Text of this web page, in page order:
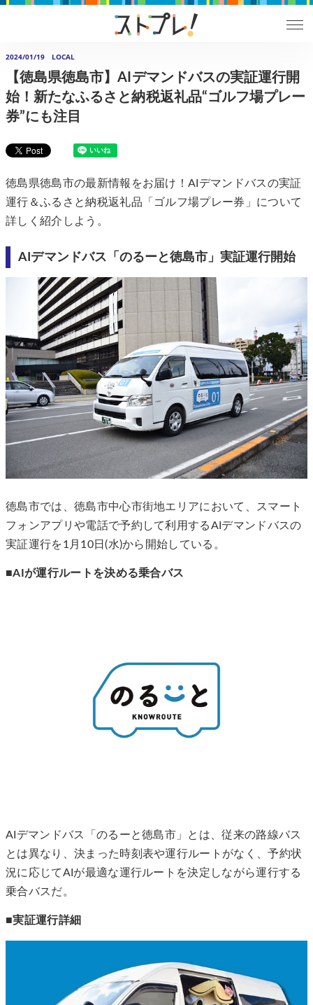
2024/01/19 LOCAL
【徳島県徳島市】AIデマンドバスの実証運行開
始！新たなふるさと納税返礼品“ゴルフ場プレー
券”にも注目
徳島県徳島市の最新情報をお届け！AIデマンドバスの実証
運行＆ふるさと納税返礼品「ゴルフ場プレー券」について
詳しく紹介しよう。
AIデマンドバス「のるーと徳島市」実証運行開始
徳島市では、徳島市中心市街地エリアにおいて、スマート
フォンアプリや電話で予約して利用するAIデマンドバスの
実証運行を1月10日(水)から開始している。
■AIが運行ルートを決める乗合バス
AIデマンドバス「のるーと徳島市」とは、従来の路線バス
とは異なり、決まった時刻表や運行ルートがなく、予約状
況に応じてAIが最適な運行ルートを決定しながら運行する
乗合バスだ。
■実証運行詳細